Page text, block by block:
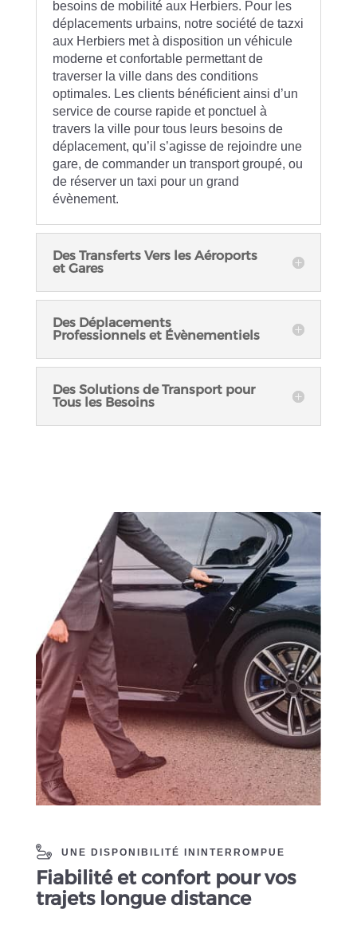
besoins de mobilité aux Herbiers. Pour les
déplacements urbains, notre société de tazxi
aux Herbiers met à disposition un véhicule
moderne et confortable permettant de
traverser la ville dans des conditions
optimales. Les clients bénéficient ainsi d’un
service de course rapide et ponctuel à
travers la ville pour tous leurs besoins de
déplacement, qu’il s’agisse de rejoindre une
gare, de commander un transport groupé, ou
de réserver un taxi pour un grand
évènement.
Des Transferts Vers les Aéroports
et Gares
Des Déplacements
Professionnels et Évènementiels
Des Solutions de Transport pour
Tous les Besoins
UNE DISPONIBILITÉ ININTERROMPUE
Fiabilité et confort pour vos
trajets longue distance